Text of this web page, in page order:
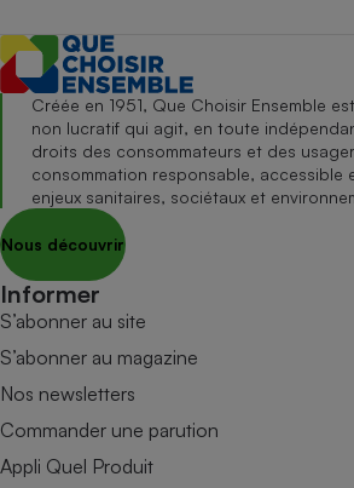
Créée en 1951, Que Choisir Ensemble
non lucratif qui agit, en toute
droits des consommateurs et des
consommation responsable, accessible
enjeux sanitaires, sociétaux et
Nous découvrir
Informer
S’abonner au site
S’abonner au magazine
Nos newsletters
Commander une parution
Appli Quel Produit